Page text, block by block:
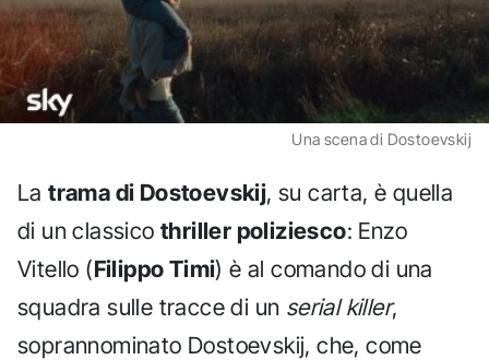
Una scena di Dostoevskij
Latrama di Dostoevskij, su carta, è quella
di un classicothriller poliziesco: Enzo
Vitello (Filippo Timi) è al comando di una
squadra sulle tracce di un serial killer,
soprannominato Dostoevskij, che, come